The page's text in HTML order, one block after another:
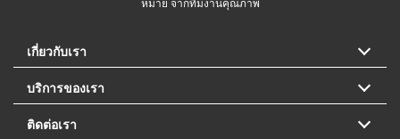
เกี่ยวกับเรา
บริการของเรา
ติดต่อเรา